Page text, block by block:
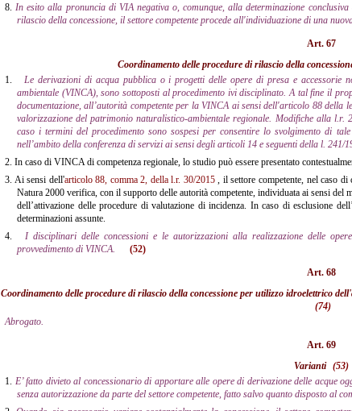
8. In esito alla pronuncia di VIA negativa o, comunque, alla determinazione
rilascio della concessione, il settore competente procede all'individuazione di una
Art. 67
Coordinamento delle procedure di rilascio della
1.
Le derivazioni di acqua pubblica o i progetti delle opere di presa e accessorie
ambientale (VINCA), sono sottoposti al procedimento ivi disciplinato. A tal fine il
documentazione, all’autorità competente per la VINCA ai sensi dell'articolo 88
valorizzazione del patrimonio naturalistico-ambientale regionale. Modifiche alla
caso i termini del procedimento sono sospesi per consentire lo svolgimento di
nell’ambito della conferenza di servizi ai sensi degli articoli 14 e seguenti della l. 241/
2. In caso di VINCA di competenza regionale, lo studio può essere presentato
3. Ai sensi dell'articolo 88, comma 2, della l.r. 30/2015, il settore competente, nel caso di
Natura 2000 verifica, con il supporto delle autorità competente, individuata ai sensi
dell’attivazione delle procedure di valutazione di incidenza. In caso di esclusione
determinazioni assunte.
4.
I disciplinari delle concessioni e le autorizzazioni alla realizzazione delle
provvedimento di VINCA.
(52)
Art. 68
Coordinamento delle procedure di rilascio della concessione per utilizzo idroelettrico
(74)
Abrogato.
Art. 69
Varianti (53)
1. E’ fatto divieto al concessionario di apportare alle opere di derivazione delle acque
senza autorizzazione da parte del settore competente, fatto salvo quanto disposto al